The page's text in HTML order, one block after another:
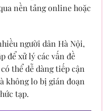
nền tảng online hoặc
người dân Hà Nội,
để xử lý các vấn đề
thể dễ dàng tiếp cận
không lo bị gián đoạn
tạp.